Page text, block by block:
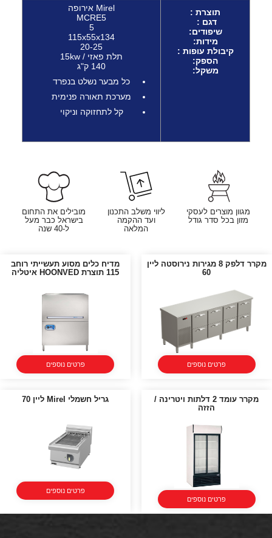
תוצרת :
דגם :
שיפודים:
מידות:
קיבולת עופות :
הספק:
משקל:
Mirel אירופה
MCRE5
5
115x55x134
20-25
תלת פאזי / 15kw
140 ק"ג
כל מבער נשלט בנפרד
מערכת תאורה פנימית
קל לתחזוקה וניקוי
מגוון מוצרים לעסקי
מזון בכל סדר גודל
ליווי משלב התכנון
ועד ההקמה
המלאה
מובילים את התחום
בישראל כבר מעל
ל-40 שנה
מקרר דלפק 8 מגירות נירוסטה ליין
60
פרטים נוספים
מדיח כלים מסוע תעשייתי רוחב
115 תוצרת HOONVED איטליה
פרטים נוספים
מקרר עומד 2 דלתות ויטרינה /
הזזה
פרטים נוספים
גריל חשמלי Mirel ליין 70
פרטים נוספים